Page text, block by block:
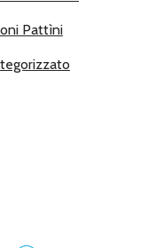
Pattìni